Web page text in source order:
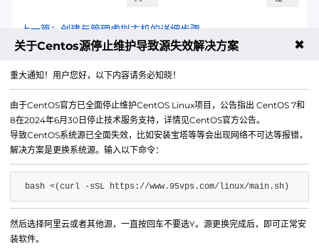
上一篇：创建与管理虚拟主机的详细步骤
微信公众号
关于Centos源停止维护导致源失效解决方案 ✖
重大通知！用户您好，以下内容请务必知晓！
由于CentOS官方已全面停止维护CentOS Linux项目，公告指出 CentOS 7和
8在2024年6月30日停止技术服务支持，详情见CentOS官方公告。
导致CentOS系统源已全面失效，比如安装宝塔等等会出现网络不可达等报错，
解决方案是更换系统源。输入以下命令：
bash <(curl -sSL https://www.95vps.com/linux/main.sh)
然后选择阿里云或者其他源，一直按回车不要选Y。源更换完成后，即可正常安
装软件。